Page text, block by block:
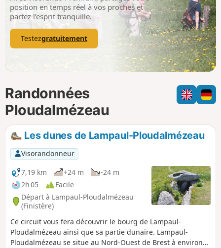
p
position en temps réel à vos proches et
partez l’esprit tranquille.
Testezgratuitement
Randonnées
Ploudalmézeau
Les dunes de Lampaul-Ploudalmézeau
Visorandonneur
7,19 km
+24 m
-24 m
2h 05
Facile
Départ à Lampaul-Ploudalmézeau
(Finistère)
Ce circuit vous fera découvrir le bourg de Lampaul-
Ploudalmézeau ainsi que sa partie dunaire. Lampaul-
Ploudalmézeau se situe au Nord-Ouest de Brest à environ